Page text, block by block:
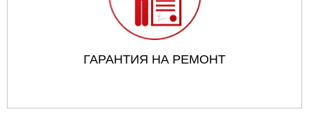
ГАРАНТИЯ НА РЕМОНТ